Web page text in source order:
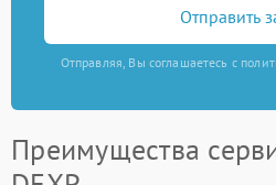
Отправить
Отправляя, Вы соглашаетесь с
Преимущества